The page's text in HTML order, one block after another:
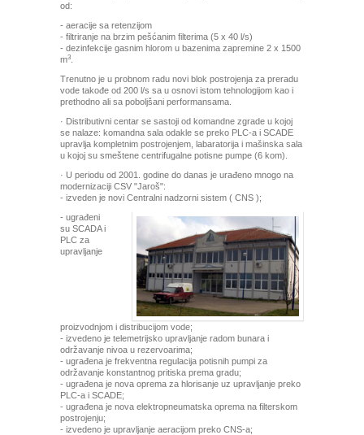
od:
- aeracije sa retenzijom
- filtriranje na brzim pešćanim filterima (5 x 40 l/s)
- dezinfekcije gasnim hlorom u bazenima zapremine 2 x 1500
m3
Trenutno je u probnom radu novi blok postrojenja za preradu
vode takođe od 200 l/s sa u osnovi istom tehnologijom kao i
prethodno ali sa poboljšani performansama.
· Distributivni centar se sastoji od komandne zgrade u kojoj
se nalaze: komandna sala odakle se preko PLC-a i SCADE
upravlja kompletnim postrojenjem, labaratorija i mašinska sala
u kojoj su smeštene centrifugalne potisne pumpe (6 kom).
· U periodu od 2001. godine do danas je urađeno mnogo na
modernizaciji CSV "Jaroš":
- izveden je novi Centralni nadzorni sistem ( CNS );
- ugrađeni
su SCADA i
PLC za
upravljanje
proizvodnjom i distribucijom vode;
- izvedeno je telemetrijsko upravljanje radom bunara i
održavanje nivoa u rezervoarima;
- ugrađena je frekventna regulacija potisnih pumpi za
održavanje konstantnog pritiska prema gradu;
- ugrađena je nova oprema za hlorisanje uz upravljanje preko
PLC-a i SCADE;
- ugrađena je nova elektropneumatska oprema na filterskom
postrojenju;
- izvedeno je upravljanje aeracijom preko CNS-a;